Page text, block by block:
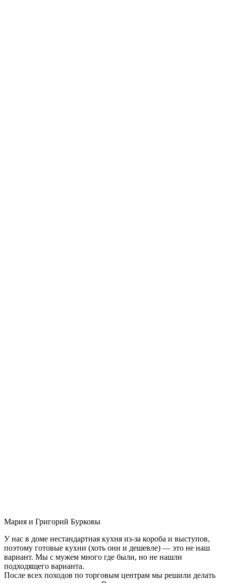
Мария и Григорий Бурковы
У нас в доме нестандартная кухня из-за короба и выступов,
поэтому готовые кухни (хоть они и дешевле) — это не наш
вариант. Мы с мужем много где были, но не нашли
подходящего варианта.
После всех походов по торговым центрам мы решили делать